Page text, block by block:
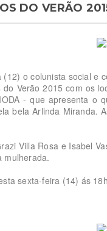
DO VERÃO
o colunista social e
Verão 2015 com os
-que apresenta o
bela Arlinda Miranda.
Villa Rosa e Isabel
mulherada.
sexta-feira (14) ás